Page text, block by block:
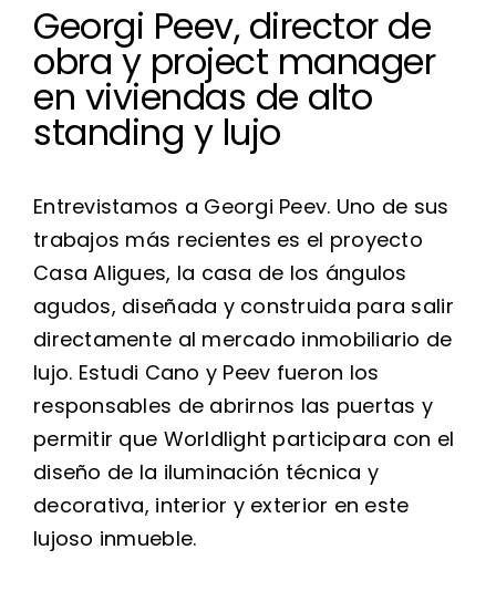
Georgi Peev, director de
obra y project manager
en viviendas de alto
standing y lujo
Entrevistamos a Georgi Peev. Uno de sus
trabajos más recientes es el proyecto
Casa Aligues, la casa de los ángulos
agudos, diseñada y construida para salir
directamente al mercado inmobiliario de
lujo. Estudi Cano y Peev fueron los
responsables de abrirnos las puertas y
permitir que Worldlight participara con el
diseño de la iluminación técnica y
decorativa, interior y exterior en este
lujoso inmueble.